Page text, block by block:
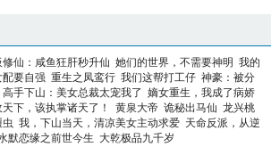
修仙：咸鱼狂肝秒升仙 她们的世界，不需要神明 我的
配要自强 重生之凤鸾行 我们这帮打工仔 神豪：被分
高手下山：美女总裁太宠我了 嫡女重生，我成了病娇
下，该执掌诸天了！ 黄泉大帝 诡秘出马仙 龙兴桃
虫 我，下山当天，清凉美女主动求爱 天命反派，从逆
默恋缘之前世今生 大乾极品九千岁